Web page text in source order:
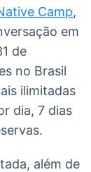
Broadcast
Fundos
A melhor
plataforma para
analisar fundos
de investimento
no Brasil
Investimentos
Camp,
em
de
no Brasil
ilimitadas
dia, 7 dias
além de